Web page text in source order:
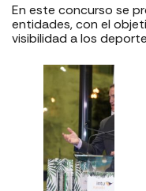
En este concurso se
entidades, con el
visibilidad a los